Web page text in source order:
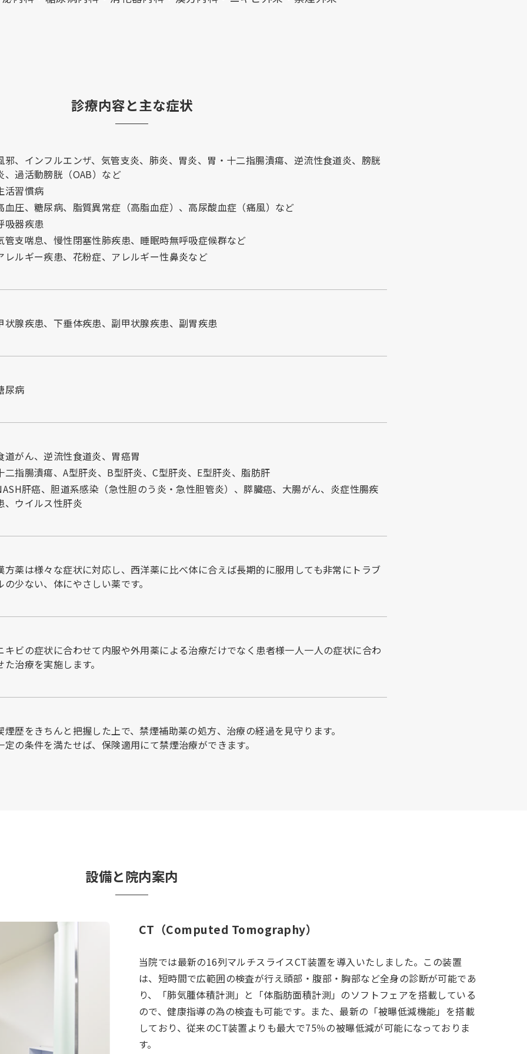
診療内容と主な症状
邪、インフルエンザ、気管支炎、肺炎、胃炎、胃・十二指腸潰瘍、逆流性食道炎、膀胱
、過活動膀胱（OAB）など
活習慣病
血圧、糖尿病、脂質異常症（高脂血症）、高尿酸血症（痛風）など
吸器疾患
管支喘息、慢性閉塞性肺疾患、睡眠時無呼吸症候群など
レルギー疾患、花粉症、アレルギー性鼻炎など
状腺疾患、下垂体疾患、副甲状腺疾患、副胃疾患
尿病
道がん、逆流性食道炎、胃癌胃
二指腸潰瘍、A型肝炎、B型肝炎、C型肝炎、E型肝炎、脂肪肝
肝癌、胆道系感染（急性胆のう炎・急性胆管炎）、膵臓癌、大腸がん、炎症性腸疾
、ウイルス性肝炎
方薬は様々な症状に対応し、西洋薬に比べ体に合えば長期的に服用しても非常にトラブ
の少ない、体にやさしい薬です。
キビの症状に合わせて内服や外用薬による治療だけでなく患者様一人一人の症状に合わ
た治療を実施します。
煙歴をきちんと把握した上で、禁煙補助薬の処方、治療の経過を見守ります。
定の条件を満たせば、保険適用にて禁煙治療ができます。
設備と院内案内
CT（Computed Tomography）
当院では最新の16列マルチスライスCT装置を導入いたしました。この装置
は、短時間で広範囲の検査が行え頭部・腹部・胸部など全身の診断が可能であ
り、「肺気腫体積計測」と「体脂肪面積計測」のソフトフェアを搭載している
ので、健康指導の為の検査も可能です。また、最新の「被曝低減機能」を搭載
しており、従来のCT装置よりも最大で75％の被曝低減が可能になっておりま
す。